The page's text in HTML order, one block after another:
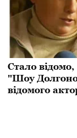
Стало відомо,
"Шоу
відомого